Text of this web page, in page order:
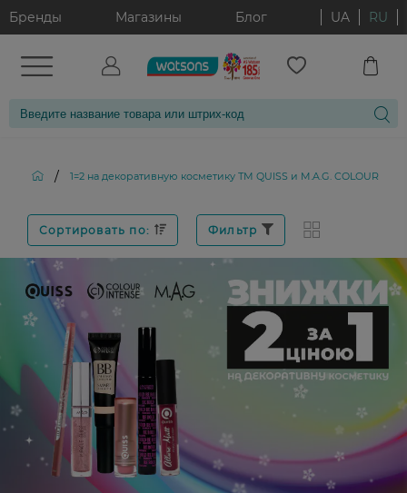
Бренды Магазины Блог UA RU
/ 1=2 на декоративную косметику ТМ QUISS и M.A.G. COLOUR
Сортировать по: Фильтр